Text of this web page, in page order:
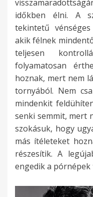
időkben élni. A
tekintetű
akik félnek
teljesen
folyamatosan
hoznak, mert nem
tornyából. Nem
mindenkit
senki semmit, mert
szokásuk, hogy
más ítéleteket
részesítik. A
engedik a